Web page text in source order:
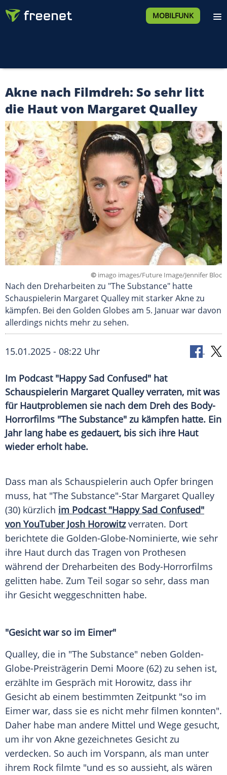
MOBILFUNK
Akne nach Filmdreh: So sehr litt
die Haut von Margaret Qualley
© imago images/Future Image/Jennifer Bloc
Nach den Dreharbeiten zu "The Substance" hatte
Schauspielerin Margaret Qualley mit starker Akne zu
kämpfen. Bei den Golden Globes am 5. Januar war davon
allerdings nichts mehr zu sehen.
15.01.2025 - 08:22 Uhr
Im Podcast "Happy Sad Confused" hat
Schauspielerin Margaret Qualley verraten, mit was
für Hautproblemen sie nach dem Dreh des Body-
Horrorfilms "The Substance" zu kämpfen hatte. Ein
Jahr lang habe es gedauert, bis sich ihre Haut
wieder erholt habe.
Dass man als Schauspielerin auch Opfer bringen
muss, hat "The Substance"-Star Margaret Qualley
(30) kürzlich im Podcast"Happy Sad Confused"
von YouTuber Josh Horowitzverraten. Dort
berichtete die Golden-Globe-Nominierte, wie sehr
ihre Haut durch das Tragen von Prothesen
während der Dreharbeiten des Body-Horrorfilms
gelitten habe. Zum Teil sogar so sehr, dass man
ihr Gesicht weggeschnitten habe.
"Gesicht war so im Eimer"
Qualley, die in "The Substance" neben Golden-
Globe-Preisträgerin Demi Moore (62) zu sehen ist,
erzählte im Gespräch mit Horowitz, dass ihr
Gesicht ab einem bestimmten Zeitpunkt "so im
Eimer war, dass sie es nicht mehr filmen konnten".
Daher habe man andere Mittel und Wege gesucht,
um ihr von Akne gezeichnetes Gesicht zu
verdecken. So auch im Vorspann, als man unter
ihrem Rock filmte "und es so aussieht, als wären